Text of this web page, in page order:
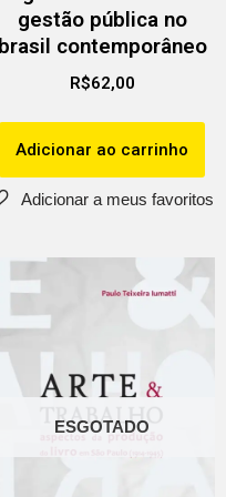
gestão pública no
brasil contemporâneo
R$62,00
Adicionar ao carrinho
ESGOTADO